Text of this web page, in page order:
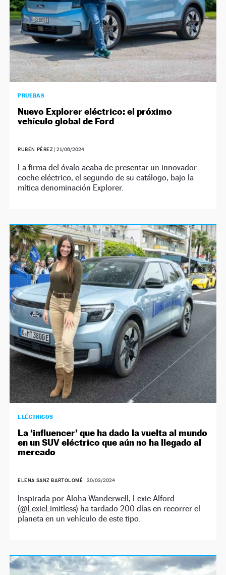
PRUEBAS
Nuevo Explorer eléctrico: el próximo
vehículo global de Ford
RUBÉN PÉREZ |21/06/2024
La firma del óvalo acaba de presentar un innovador
coche eléctrico, el segundo de su catálogo, bajo la
mítica denominación Explorer.
ELÉCTRICOS
La ‘influencer’ que ha dado la vuelta al mundo
en un SUV eléctrico que aún no ha llegado al
mercado
ELENA SANZ BARTOLOMÉ | 30/03/2024
Inspirada por Aloha Wanderwell, Lexie Alford
(@LexieLimitless) ha tardado 200 días en recorrer el
planeta en un vehículo de este tipo.